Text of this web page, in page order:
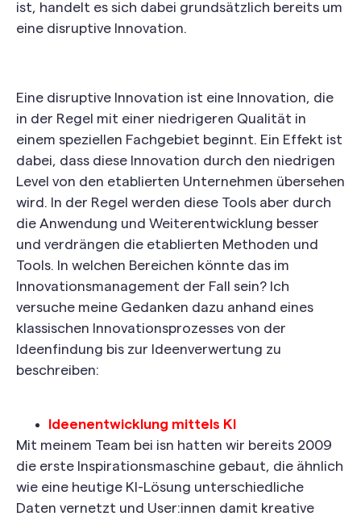
ist, handelt es sich dabei grundsätzlich bereits um
eine disruptive Innovation.
Eine disruptive Innovation ist eine Innovation, die
in der Regel mit einer niedrigeren Qualität in
einem speziellen Fachgebiet beginnt. Ein Effekt ist
dabei, dass diese Innovation durch den niedrigen
Level von den etablierten Unternehmen übersehen
wird. In der Regel werden diese Tools aber durch
die Anwendung und Weiterentwicklung besser
und verdrängen die etablierten Methoden und
Tools. In welchen Bereichen könnte das im
Innovationsmanagement der Fall sein? Ich
versuche meine Gedanken dazu anhand eines
klassischen Innovationsprozesses von der
Ideenfindung bis zur Ideenverwertung zu
beschreiben:
Ideenentwicklung mittels KI
Mit meinem Team bei isn hatten wir bereits 2009
die erste Inspirationsmaschine gebaut, die ähnlich
wie eine heutige KI-Lösung unterschiedliche
Daten vernetzt und User:innen damit kreative